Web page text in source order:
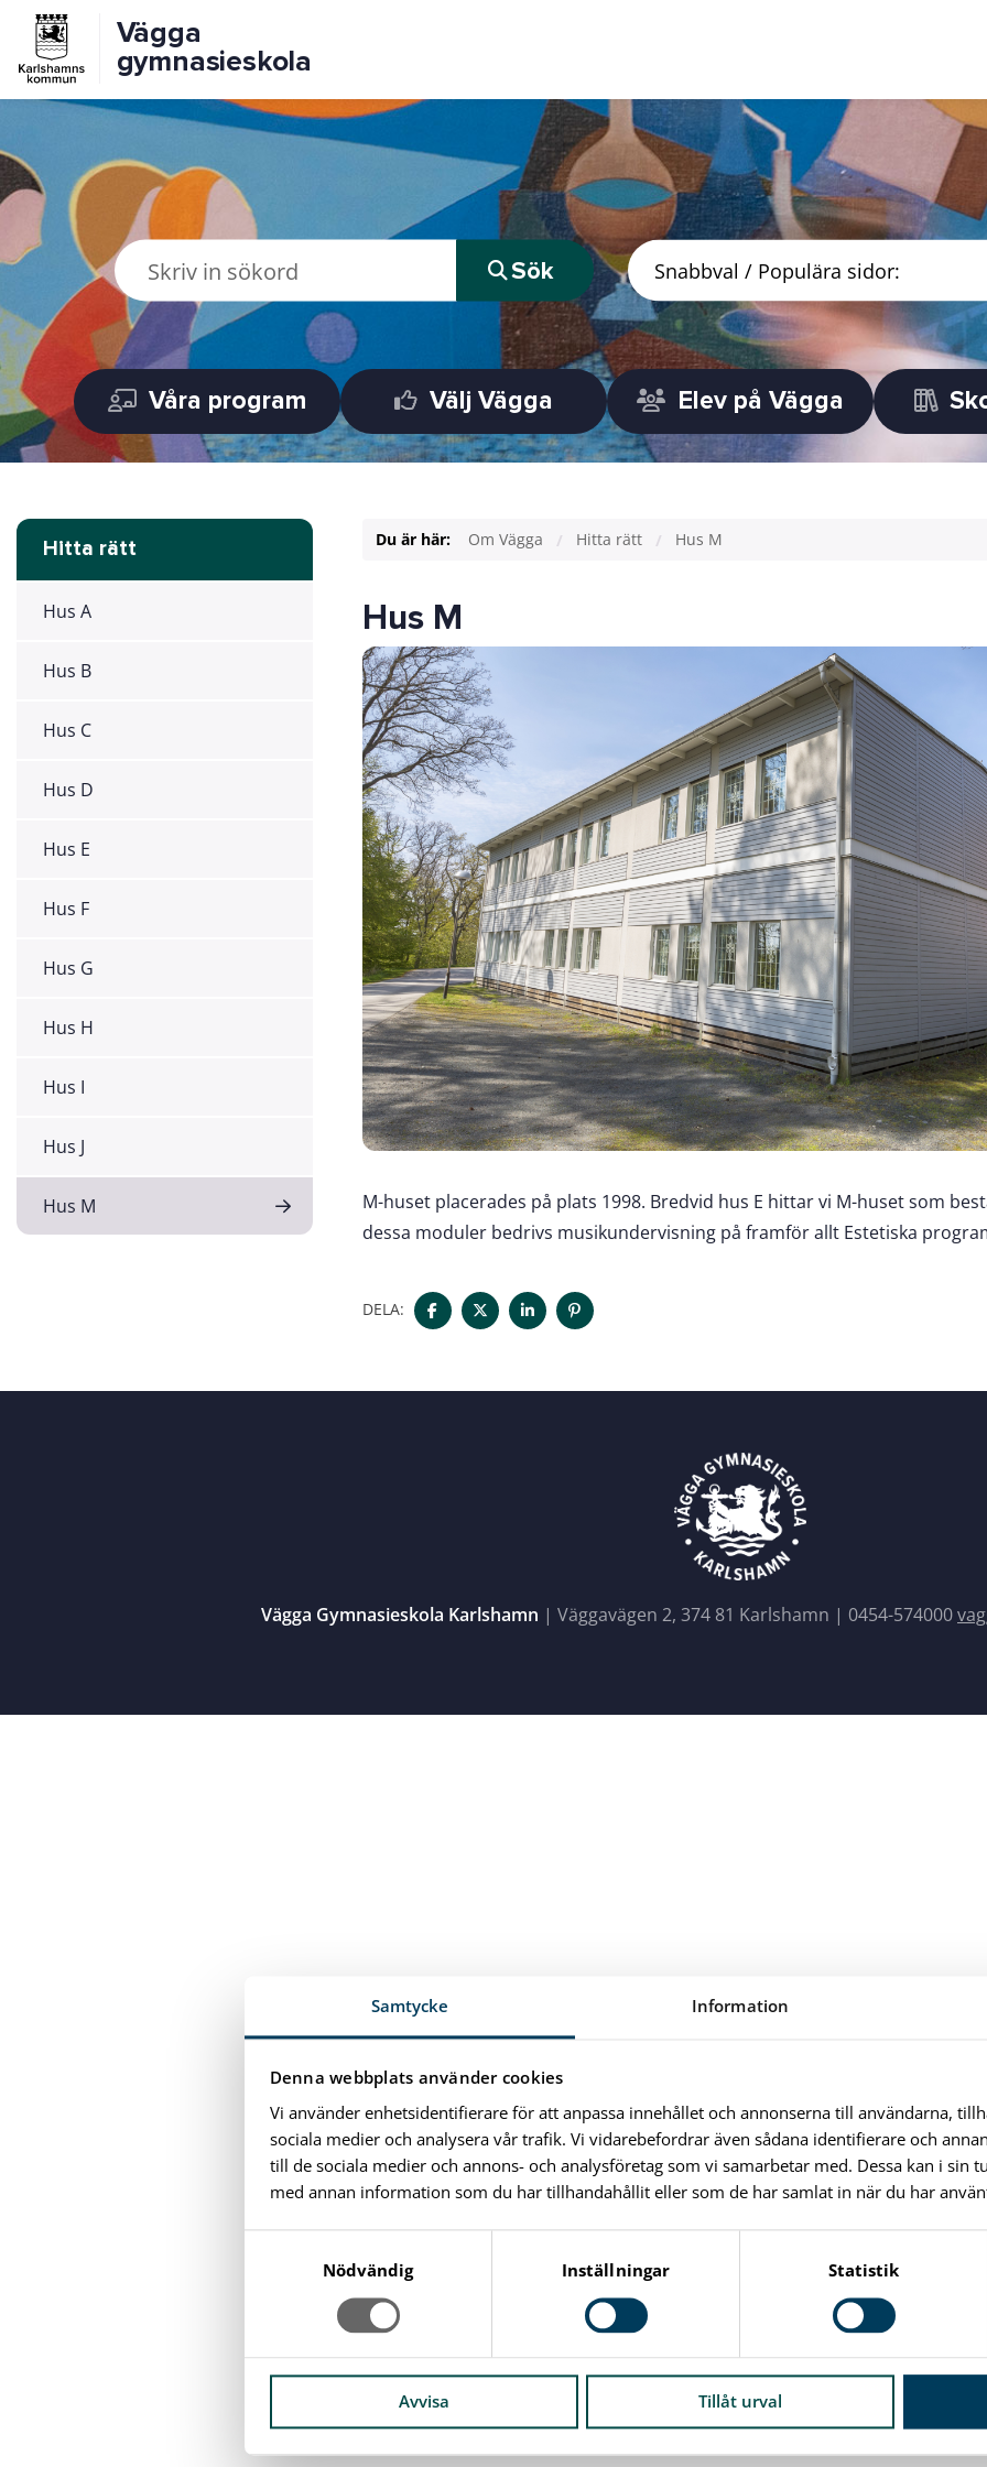
Samtycke Information
Denna webbplats använder cookies
Vi använder enhetsidentifierare för att anpassa innehållet och annonserna till användarna,
sociala medier och analysera vår trafik. Vi vidarebefordrar även sådana identifierare och
till de sociala medier och annons- och analysföretag som vi samarbetar med. Dessa kan i sin
med annan information som du har tillhandahållit eller som de har samlat in när du har
s
Nödvändig Inställningar Statistik
Avvisa Tillåt urval
Vägga
gymnasieskola
Sök
Våra program Välj Vägga Elev på Vägga
Hitta rätt
Hus A
Hus B
Hus C
Hus D
Hus E
Hus F
Hus G
Hus H
Hus I
Hus J
Hus M
Du är här: Om Vägga Hitta rätt Hus M
Hus M
M-huset placerades på plats 1998. Bredvid hus E hittar vi M-huset som
dessa moduler bedrivs musikundervisning på framför allt Estetiska
DELA:
Vägga Gymnasieskola Karlshamn | Väggavägen 2, 374 81 Karlshamn | 0454-574000